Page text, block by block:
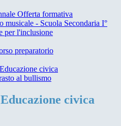
Offerta formativa
musicale - Scuola Secondaria I°
per l'inclusione
preparatorio
civica
al bullismo
civica